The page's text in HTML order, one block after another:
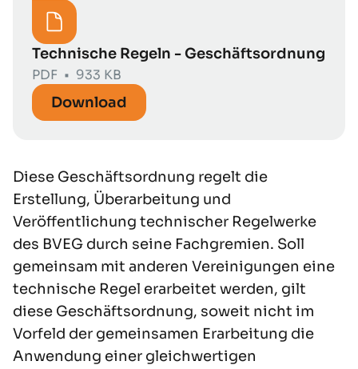
Technische Regeln - Geschäftsordnung
PDF • 933 KB
Download
Diese Geschäftsordnung regelt die
Erstellung, Überarbeitung und
Veröffentlichung technischer Regelwerke
des BVEG durch seine Fachgremien. Soll
gemeinsam mit anderen Vereinigungen eine
technische Regel erarbeitet werden, gilt
diese Geschäftsordnung, soweit nicht im
Vorfeld der gemeinsamen Erarbeitung die
Anwendung einer gleichwertigen